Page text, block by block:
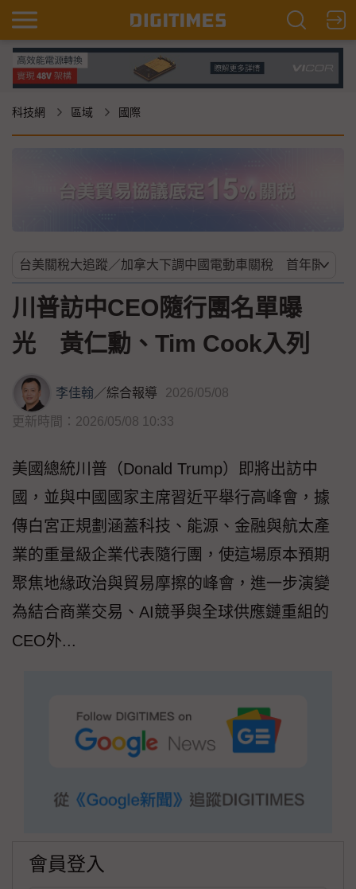
科技網 區域 國際
川普訪中CEO隨行團名單曝
光 黃仁勳、Tim Cook入列
李佳翰／綜合報導 2026/05/08
更新時間：2026/05/08 10:33
美國總統川普（Donald Trump）即將出訪中
國，並與中國國家主席習近平舉行高峰會，據
傳白宮正規劃涵蓋科技、能源、金融與航太產
業的重量級企業代表隨行團，使這場原本預期
聚焦地緣政治與貿易摩擦的峰會，進一步演變
為結合商業交易、AI競爭與全球供應鏈重組的
CEO外...
會員登入